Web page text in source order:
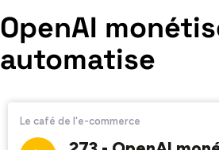
OpenAI
automatise